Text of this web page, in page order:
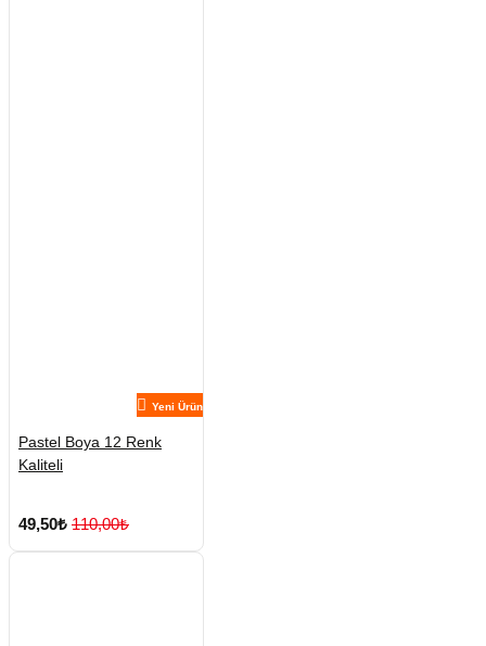
Yeni Ürün
Pastel Boya 12 Renk
Kaliteli
49,50₺ 110,00₺